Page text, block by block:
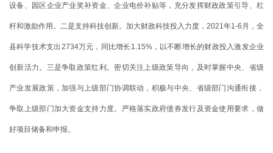
设备、园区企业产业奖补资金、企业电价补贴等，充分发挥财政政策引导、杠
杆和激励作用。二是支持科技创新。加大财政科技投入力度，2021年1-6月，全
县科学技术支出2734万元，同比增长1.15%，以不断增长的财政投入激发企业
创新活力。三是争取政策红利。密切关注上级政策导向，及时掌握中央、省级
产业发展政策，加强与上级部门协调联动，积极与中央、省级部门沟通衔接，
争取上级部门加大资金支持力度。严格落实政府债券发行及资金使用要求，做
好项目储备和申报。